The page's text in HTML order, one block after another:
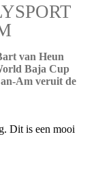
van Heun
Baja Cup
Am veruit de
Dit is een mooi